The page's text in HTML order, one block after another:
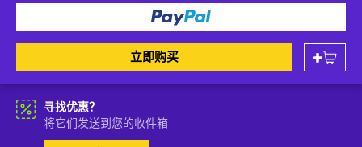
立即购买
寻找优惠？
将它们发送到您的收件箱